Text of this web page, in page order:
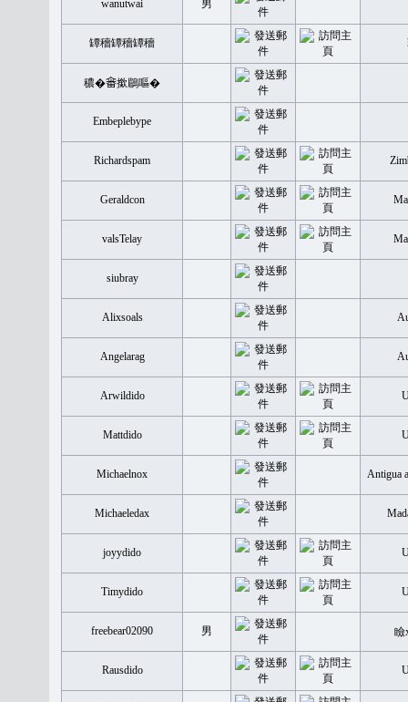
wanutwai 男
罈穡罈穡罈穡
穠�𤲞撳鶥嘔�
Embeplebype
Richardspam
Geraldcon
valsTelay
siubray
Alixsoals
Angelarag
Arwildido
Mattdido
Michaelnox Antigua
Michaeledax
joyydido
Timydido
freebear02090 男
Rausdido